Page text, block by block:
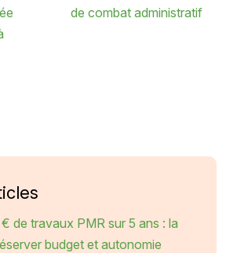
de combat administratif
de travaux PMR sur 5 ans : la
budget et autonomie